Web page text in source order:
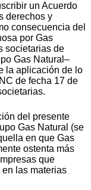
un Acuerdo
derechos y
consecuencia del
por Gas
societarias de
Gas Natural–
la aplicación de lo
de fecha 17 de
del presente
Gas Natural (se
en que Gas
ostenta más
que
las materias